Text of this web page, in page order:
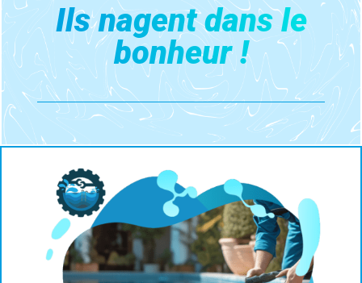
Ils nagent dans le
bonheur !